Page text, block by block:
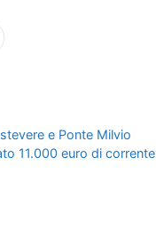
e Ponte Milvio
11.000 euro di corrente